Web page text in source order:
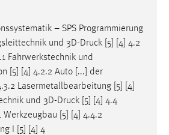
– SPS Programmierung
und 3D-Druck [5] [4] 4.2
Fahrwerkstechnik und
[5] [4] 4.2.2 Auto [...] der
Lasermetallbearbeitung [5] [4]
und 3D-Druck [5] [4] 4.4
Werkzeugbau [5] [4] 4.4.2
I [5] [4] 4